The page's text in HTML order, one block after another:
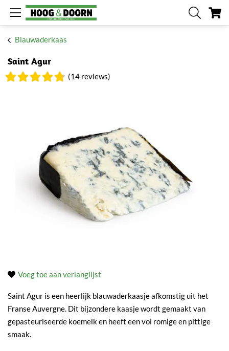
Blauwaderkaas
Saint Agur
(14 reviews)
Voeg toe aan verlanglijst
Saint Agur is een heerlijk blauwaderkaasje afkomstig uit het
Franse Auvergne. Dit bijzondere kaasje wordt gemaakt van
gepasteuriseerde koemelk en heeft een vol romige en pittige
smaak.